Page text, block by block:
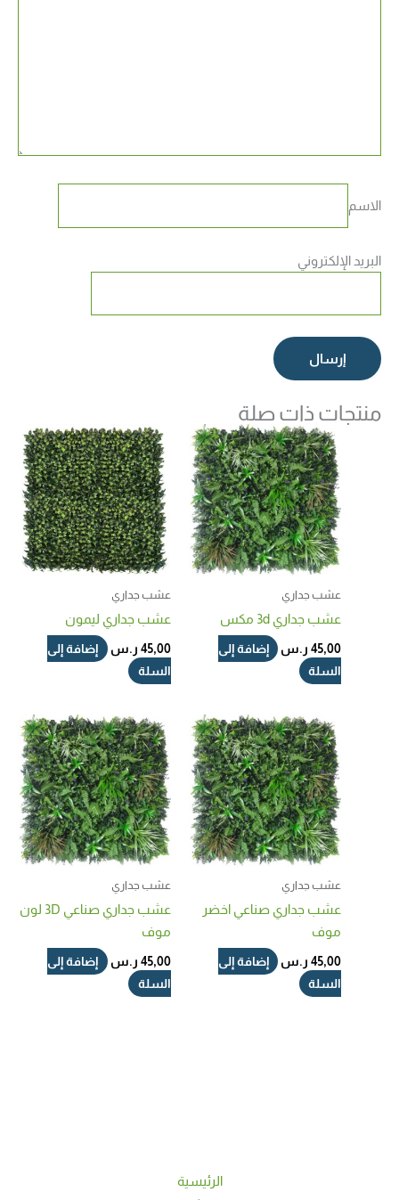
الاسم
البريد الإلكتروني
منتجات ذات صلة
عشب جداري
عشب جداري 3d مكس​
45,00 ر.س
إضافة إلى
السلة
عشب جداري
عشب جداري ليمون
45,00 ر.س
إضافة إلى
السلة
عشب جداري
عشب جداري صناعي اخضر
موف​
45,00 ر.س
إضافة إلى
السلة
عشب جداري
عشب جداري صناعي 3D لون
موف
45,00 ر.س
إضافة إلى
السلة
الرئيسية